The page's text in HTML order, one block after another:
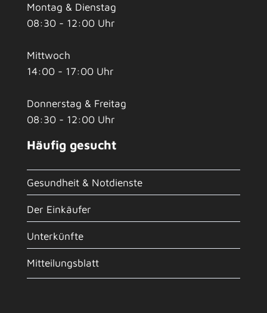
Montag & Dienstag
08:30 - 12:00 Uhr
Mittwoch
14:00 - 17:00 Uhr
Donnerstag & Freitag
08:30 - 12:00 Uhr
Häufig gesucht
Gesundheit & Notdienste
Der Einkäufer
Unterkünfte
Mitteilungsblatt